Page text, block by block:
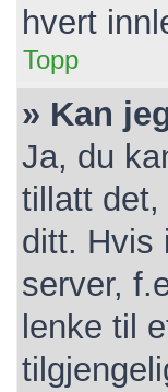
hvert
Topp
» Kan
Ja, du
tillatt det,
ditt. Hvis
server,
lenke til